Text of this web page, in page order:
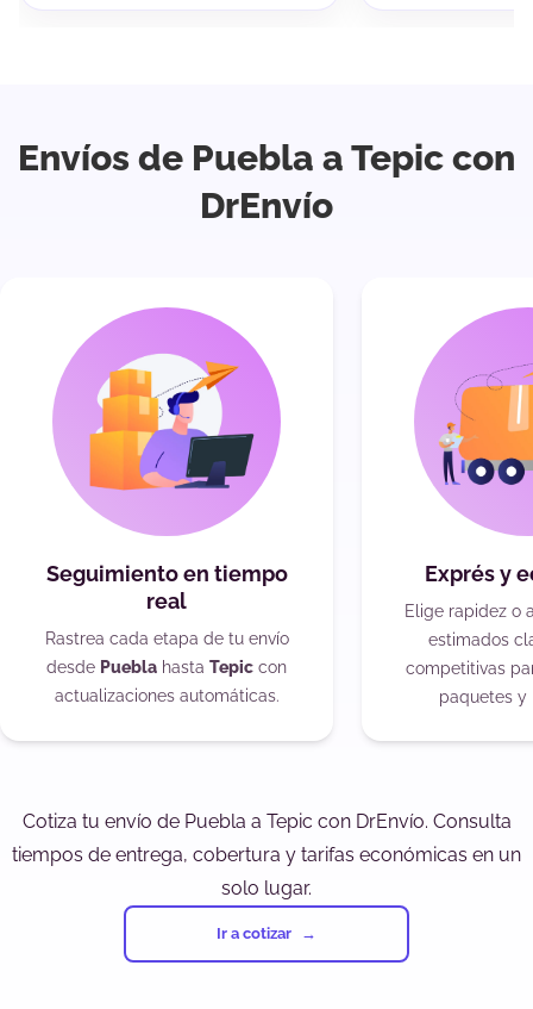
Envíos de Puebla a Tepic con
DrEnvío
Seguimiento en tiempo
real
Rastrea cada etapa de tu envío
desde Puebla hasta Tepic con
actualizaciones automáticas.
Exprés y
Elige rapidez o
estimados
competitivas
paquetes y
Cotiza tu envío de Puebla a Tepic con DrEnvío. Consulta
tiempos de entrega, cobertura y tarifas económicas en un
solo lugar.
Ir a cotizar